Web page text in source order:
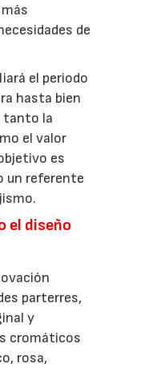
de
el periodo
hasta bien
tanto la
el valor
es
un referente
el diseño
parterres,
y
cromáticos
rosa,